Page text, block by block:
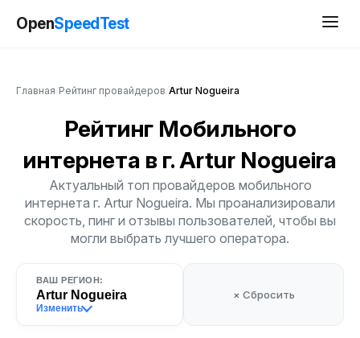
OpenSpeedTest
Главная Рейтинг провайдеров Artur Nogueira
Рейтинг Мобильного
интернета в г. Artur Nogueira
Актуальный топ провайдеров мобильного
интернета г. Artur Nogueira. Мы проанализировали
скорость, пинг и отзывы пользователей, чтобы вы
могли выбрать лучшего оператора.
ВАШ РЕГИОН:
Artur Nogueira
Изменить
× Сбросить